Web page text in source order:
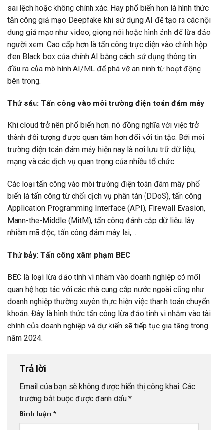
sai lệch hoặc không chính xác. Hay phổ biến hơn là hình thức
tấn công giả mạo Deepfake khi sử dụng AI để tạo ra các nội
dung giả mạo như video, giọng nói hoặc hình ảnh để lừa đảo
người xem. Cao cấp hơn là tấn công trực diện vào chính hộp
đen Black box của chính AI bằng cách sử dụng thông tin
đầu ra của mô hình AI/ML để phá vỡ an ninh từ hoạt động
bên trong.
Thứ sáu: Tấn công vào môi trường điện toán đám mây
Khi cloud trở nên phổ biến hơn, nó đồng nghĩa với việc trở
thành đối tượng được quan tâm hơn đối với tin tặc. Bởi môi
trường điện toán đám máy hiện nay là nơi lưu trữ dữ liệu,
mạng và các dịch vụ quan trọng của nhiều tổ chức.
Các loại tấn công vào môi trường điện toán đám mây phổ
biến là tấn công từ chối dịch vụ phân tán (DDoS), tấn công
Application Programming Interface (API), Firewall Evasion,
Mann-the-Middle (MitM), tấn công đánh cắp dữ liệu, lây
nhiễm mã độc, tấn công đám mây lai,…
Thứ bảy: Tấn công xâm phạm BEC
BEC là loại lừa đảo tinh vi nhằm vào doanh nghiệp có mối
quan hệ hợp tác với các nhà cung cấp nước ngoài cũng như
doanh nghiệp thường xuyên thực hiện việc thanh toán chuyển
khoản. Đây là hình thức tấn công lừa đảo tinh vi nhắm vào tài
chính của doanh nghiệp và dự kiến sẽ tiếp tục gia tăng trong
năm 2024.
Trả lời
Email của bạn sẽ không được hiển thị công khai. Các
trường bắt buộc được đánh dấu *
Bình luận *